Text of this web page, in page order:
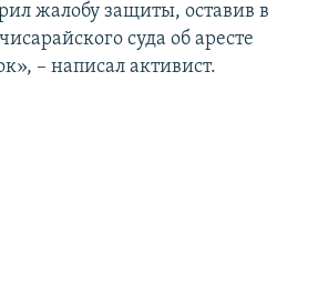
жалобу защиты, оставив в
суда об аресте
– написал активист.